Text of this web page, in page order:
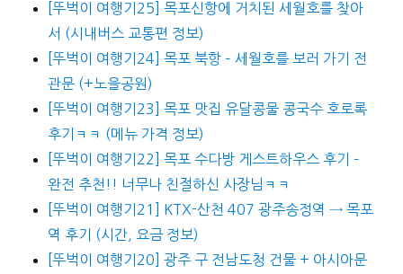
[뚜벅이 여행기25] 목포신항에 거치된 세월호를 찾아
서 (시내버스 교통편 정보)
[뚜벅이 여행기24] 목포 북항 – 세월호를 보러 가기 전
관문 (+노을공원)
[뚜벅이 여행기23] 목포 맛집 유달콩물 콩국수 호로록
후기ㅋㅋ (메뉴 가격 정보)
[뚜벅이 여행기22] 목포 수다방 게스트하우스 후기 –
완전 추천!! 너무나 친절하신 사장님ㅋㅋ
[뚜벅이 여행기21] KTX-산천 407 광주송정역 → 목포
역 후기 (시간, 요금 정보)
[뚜벅이 여행기20] 광주 구 전남도청 건물 + 아시아문